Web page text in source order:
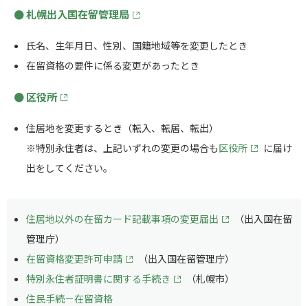
札幌出入国在留管理局
氏名、生年月日、性別、国籍地域等を変更したとき
在留資格の要件に係る変更があったとき
区役所
住居地を変更するとき（転入、転居、転出）
※特別永住者は、上記いずれの変更の場合も区役所
に届け
出をしてください。
住居地以外の在留カード記載事項の変更届出
（出入国在留
管理庁）
在留資格変更許可申請
（出入国在留管理庁）
特別永住者証明書に関する手続き
（札幌市）
住民手続－在留資格